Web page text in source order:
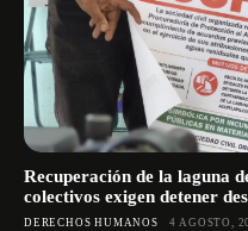
Recuperación de la laguna
colectivos exigen detener
DERECHOS HUMANOS 4 AGOSTO,